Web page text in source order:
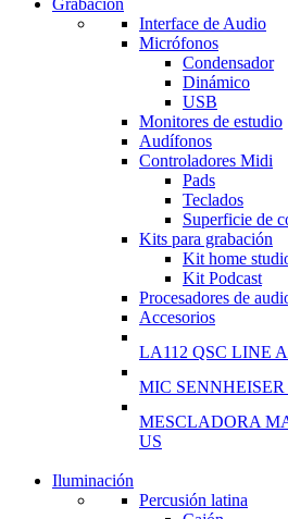
GAMER
Shop Now
Grabación
Interface de Audio
Micrófonos
Condensador
Dinámico
USB
Monitores de estudio
Audífonos
Controladores Midi
Pads
Teclados
Superficie de
Kits para grabación
Kit home
Kit Podcast
Procesadores de
Accesorios
LA112 QSC LINE
MIC
MESCLADORA
US
NEW WASHING
Iluminación
Percusión latina